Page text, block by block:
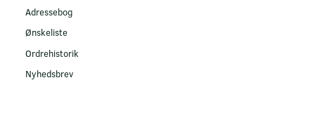
Adressebog
Ønskeliste
Ordrehistorik
Nyhedsbrev